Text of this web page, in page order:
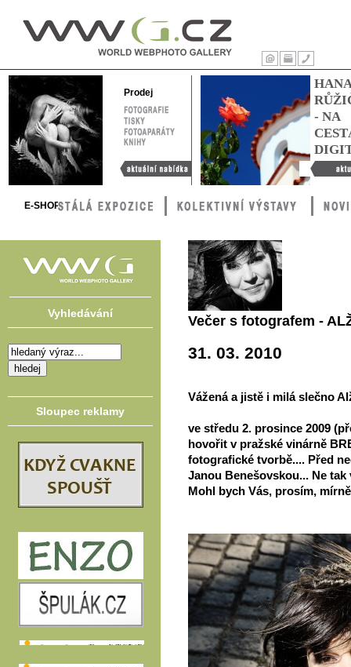
WWG – World
Webphoto
Gallery
ÚvodTisk Kontakty
Vyhledávání
Sloupec reklamy
Večer s fotografem -
31. 03. 2010
Vážená a jistě i milá slečno
ve středu 2. prosince 2009
hovořit v pražské vinárně
fotografické tvorbě.... Před
Janou Benešovskou... Ne
Mohl bych Vás, prosím,
Prodej
FOTOGRAFIE
TISKY
FOTOAPARÁTY
KNIHY
Aktuální nabídka
HANA
- NA
Hana
cestách
E-SHOP